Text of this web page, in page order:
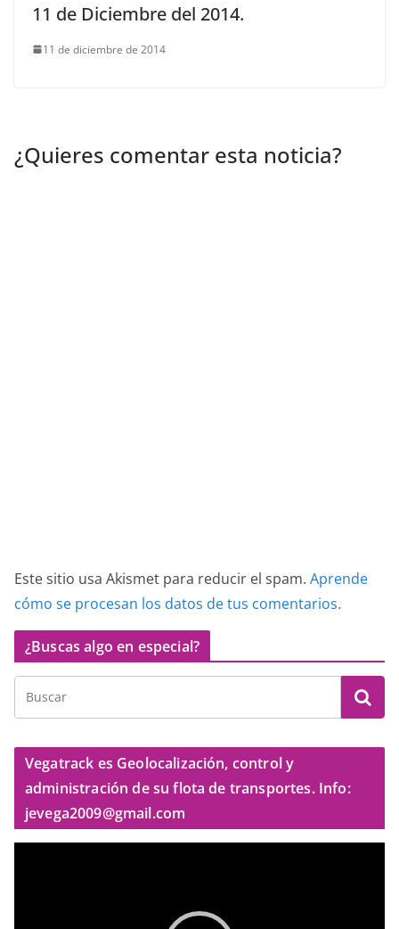
11 de Diciembre del 2014.
11 de diciembre de 2014
¿Quieres comentar esta noticia?
Este sitio usa Akismet para reducir el spam. Aprende
cómo se procesan los datos de tus comentarios.
¿Buscas algo en especial?
Vegatrack es Geolocalización, control y
administración de su flota de transportes. Info:
jevega2009@gmail.com